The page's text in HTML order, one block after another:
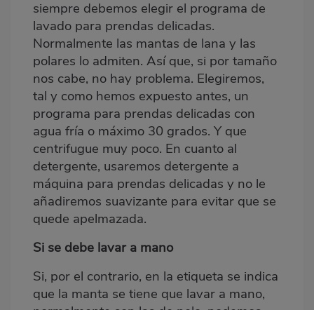
siempre debemos elegir el programa de
lavado para prendas delicadas.
Normalmente las mantas de lana y las
polares lo admiten. Así que, si por tamaño
nos cabe, no hay problema. Elegiremos,
tal y como hemos expuesto antes, un
programa para prendas delicadas con
agua fría o máximo 30 grados. Y que
centrifugue muy poco. En cuanto al
detergente, usaremos detergente a
máquina para prendas delicadas y no le
añadiremos suavizante para evitar que se
quede apelmazada.
Si se debe lavar a mano
Si, por el contrario, en la etiqueta se indica
que la manta se tiene que lavar a mano,